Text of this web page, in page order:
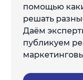
помощью
решать
Даём
публикуем